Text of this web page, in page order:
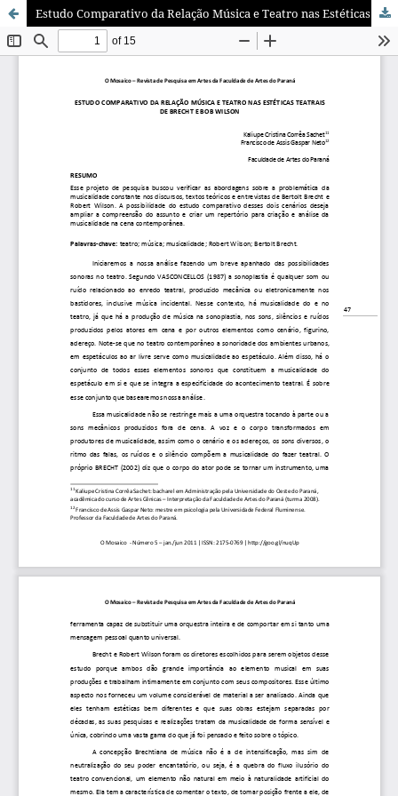
Estudo Comparativo da Relação Música e Teatro nas Estéticas Teatrais de Brecht e Bob Wilson.